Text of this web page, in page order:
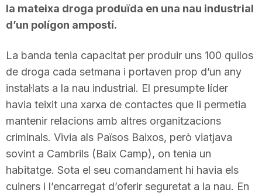
la mateixa droga produïda en una nau industrial
d’un polígon ampostí.
La banda tenia capacitat per produir uns 100 quilos
de droga cada setmana i portaven prop d’un any
instal·lats a la nau industrial. El presumpte líder
havia teixit una xarxa de contactes que li permetia
mantenir relacions amb altres organitzacions
criminals. Vivia als Països Baixos, però viatjava
sovint a Cambrils (Baix Camp), on tenia un
habitatge. Sota el seu comandament hi havia els
cuiners i l’encarregat d’oferir seguretat a la nau. En